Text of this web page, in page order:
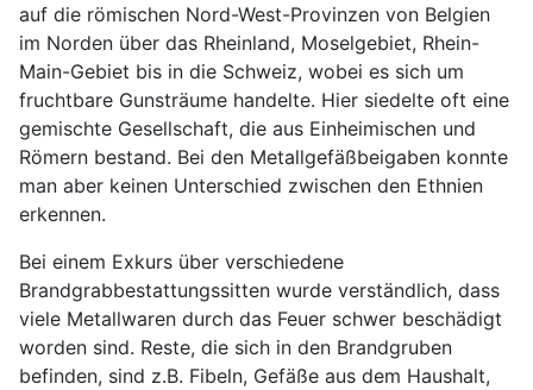
auf die römischen Nord-West-Provinzen von Belgien
im Norden über das Rheinland, Moselgebiet, Rhein-
Main-Gebiet bis in die Schweiz, wobei es sich um
fruchtbare Gunsträume handelte. Hier siedelte oft eine
gemischte Gesellschaft, die aus Einheimischen und
Römern bestand. Bei den Metallgefäßbeigaben konnte
man aber keinen Unterschied zwischen den Ethnien
erkennen.
Bei einem Exkurs über verschiedene
Brandgrabbestattungssitten wurde verständlich, dass
viele Metallwaren durch das Feuer schwer beschädigt
worden sind. Reste, die sich in den Brandgruben
befinden, sind z.B. Fibeln, Gefäße aus dem Haushalt,